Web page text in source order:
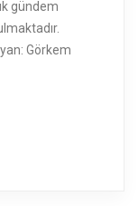
gündem
Görkem